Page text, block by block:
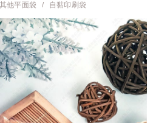
其他平面袋 自黏印刷袋
款通知